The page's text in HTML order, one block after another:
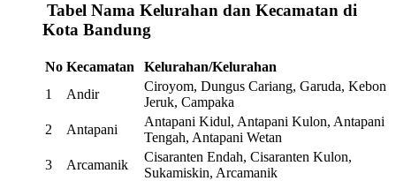
Tabel Nama Kelurahan dan Kecamatan di
Kota Bandung
No Kecamatan
Kelurahan/Kelurahan
1
Andir
Ciroyom, Dungus Cariang, Garuda, Kebon
Jeruk, Campaka
2
Antapani
Antapani Kidul, Antapani Kulon, Antapani
Tengah, Antapani Wetan
3
Arcamanik
Cisaranten Endah, Cisaranten Kulon,
Sukamiskin, Arcamanik